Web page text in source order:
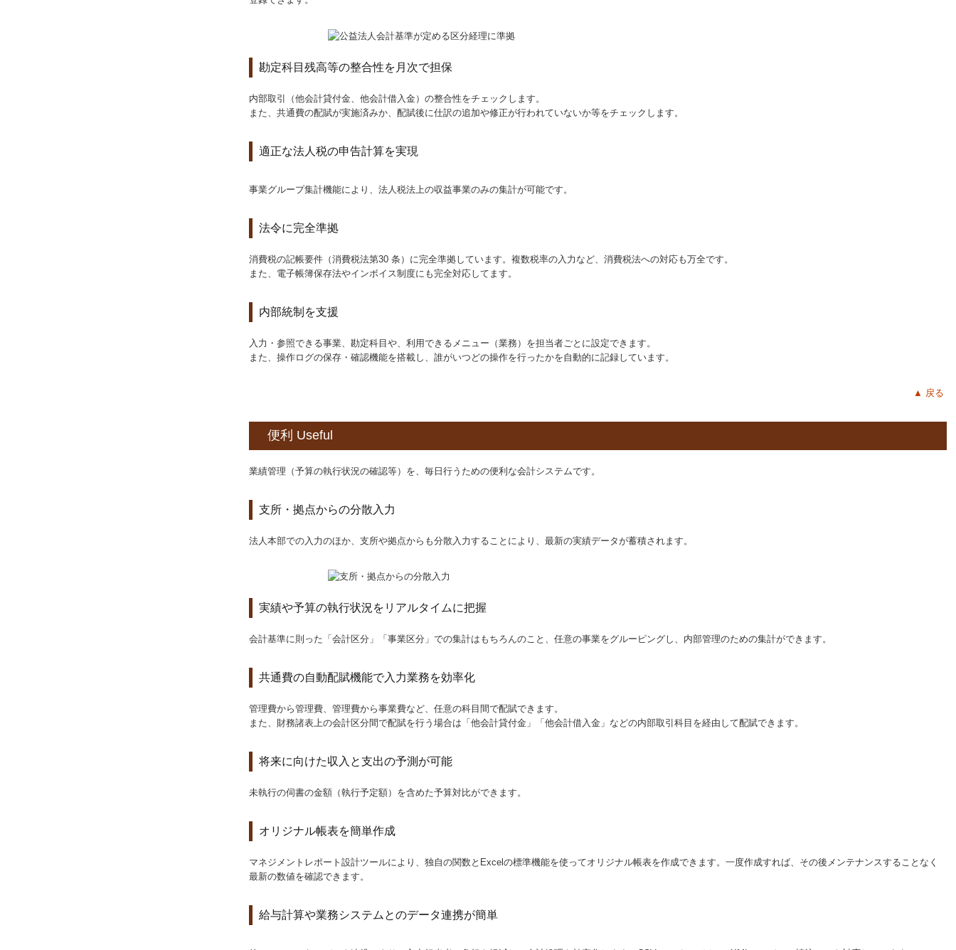
勘定科目残高等の整合性を月次で担保
内部取引（他会計貸付金、他会計借入金）の整合性をチェックします。
また、共通費の配賦が実施済みか、配賦後に仕訳の追加や修正が行われていないか等をチェックします。
適正な法人税の申告計算を実現
事業グループ集計機能により、法人税法上の収益事業のみの集計が可能です。
法令に完全準拠
消費税の記帳要件（消費税法第30 条）に完全準拠しています。複数税率の入力など、消費税法への対応も万全です。
また、電子帳簿保存法やインボイス制度にも完全対応してます。
内部統制を支援
入力・参照できる事業、勘定科目や、利用できるメニュー（業務）を担当者ごとに設定できます。
また、操作ログの保存・確認機能を搭載し、誰がいつどの操作を行ったかを自動的に記録しています。
▲ 戻る
便利 Useful
業績管理（予算の執行状況の確認等）を、毎日行うための便利な会計システムです。
支所・拠点からの分散入力
法人本部での入力のほか、支所や拠点からも分散入力することにより、最新の実績データが蓄積されます。
実績や予算の執行状況をリアルタイムに把握
会計基準に則った「会計区分」「事業区分」での集計はもちろんのこと、任意の事業をグルーピングし、内部管理のための集計ができます。
共通費の自動配賦機能で入力業務を効率化
管理費から管理費、管理費から事業費など、任意の科目間で配賦できます。
また、財務諸表上の会計区分間で配賦を行う場合は「他会計貸付金」「他会計借入金」などの内部取引科目を経由して配賦できます。
将来に向けた収入と支出の予測が可能
未執行の伺書の金額（執行予定額）を含めた予算対比ができます。
オリジナル帳表を簡単作成
マネジメントレポート設計ツールにより、独自の関数とExcelの標準機能を使ってオリジナル帳表を作成できます。一度作成すれば、その後メンテナンスすることなく
最新の数値を確認できます。
給与計算や業務システムとのデータ連携が簡単